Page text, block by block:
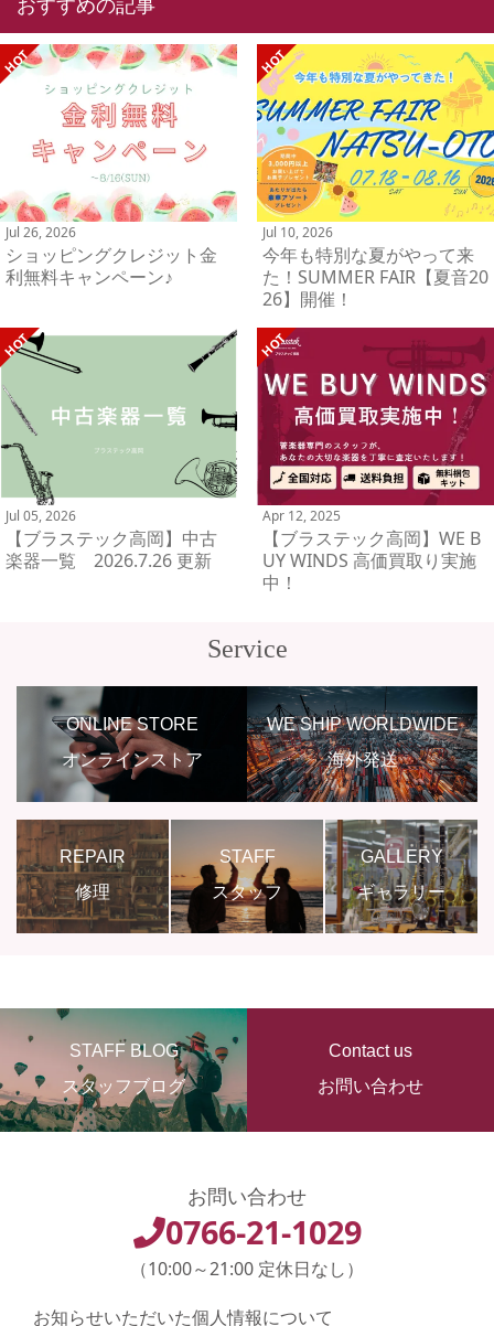
Jul 26, 2026
ショッピングクレジット金
利無料キャンペーン♪
Jul 10, 2026
今年も特別な夏がやって来
た！SUMMER FAIR【夏音20
26】開催！
Jul 05, 2026
【ブラステック高岡】中古
楽器一覧 2026.7.26 更新
Apr 12, 2025
【ブラステック高岡】WE B
UY WINDS 高価買取り実施
中！
Service
ONLINE STORE
オンラインストア
WE SHIP WORLDWIDE
海外発送
REPAIR
修理
STAFF
スタッフ
GALLERY
ギャラリー
STAFF BLOG
スタッフブログ
Contact us
お問い合わせ
お問い合わせ
0766-21-1029
（10:00～21:00 定休日なし）
お知らせいただいた個人情報について